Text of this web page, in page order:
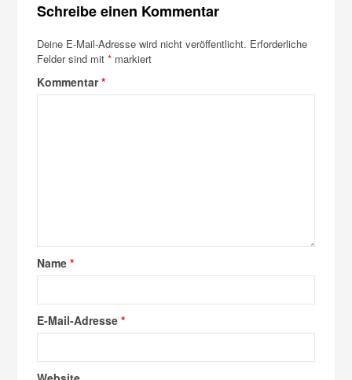
Schreibe einen Kommentar
Deine E-Mail-Adresse wird nicht veröffentlicht. Erforderliche
Felder sind mit* markiert
Kommentar*
Name*
E-Mail-Adresse*